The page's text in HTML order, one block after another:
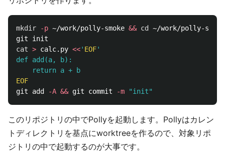
mkdir -p ~/work/polly-smoke && cd
~/work/polly-smoke
cat > calc.py <<' EOF'
def add(a, b):
git add
-A && git commit -m "init"
このリポジトリの中でPollyを起動します。Pollyはカレン
トディレクトリを基点にworktreeを作るので、対象リポ
ジトリの中で起動するのが大事です。